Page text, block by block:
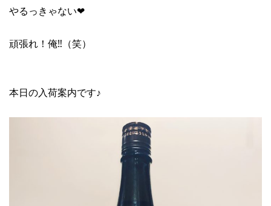
やるっきゃない❤︎
頑張れ！俺‼︎（笑）
本日の入荷案内です♪